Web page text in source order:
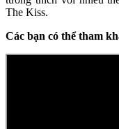
The Kiss.
Các bạn có thể tham